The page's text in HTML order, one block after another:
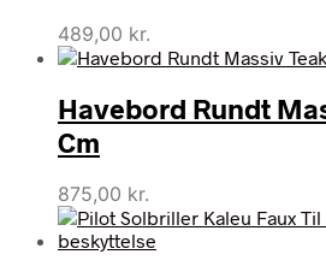
489,00 kr.
Havebord Rundt
Cm
875,00 kr.